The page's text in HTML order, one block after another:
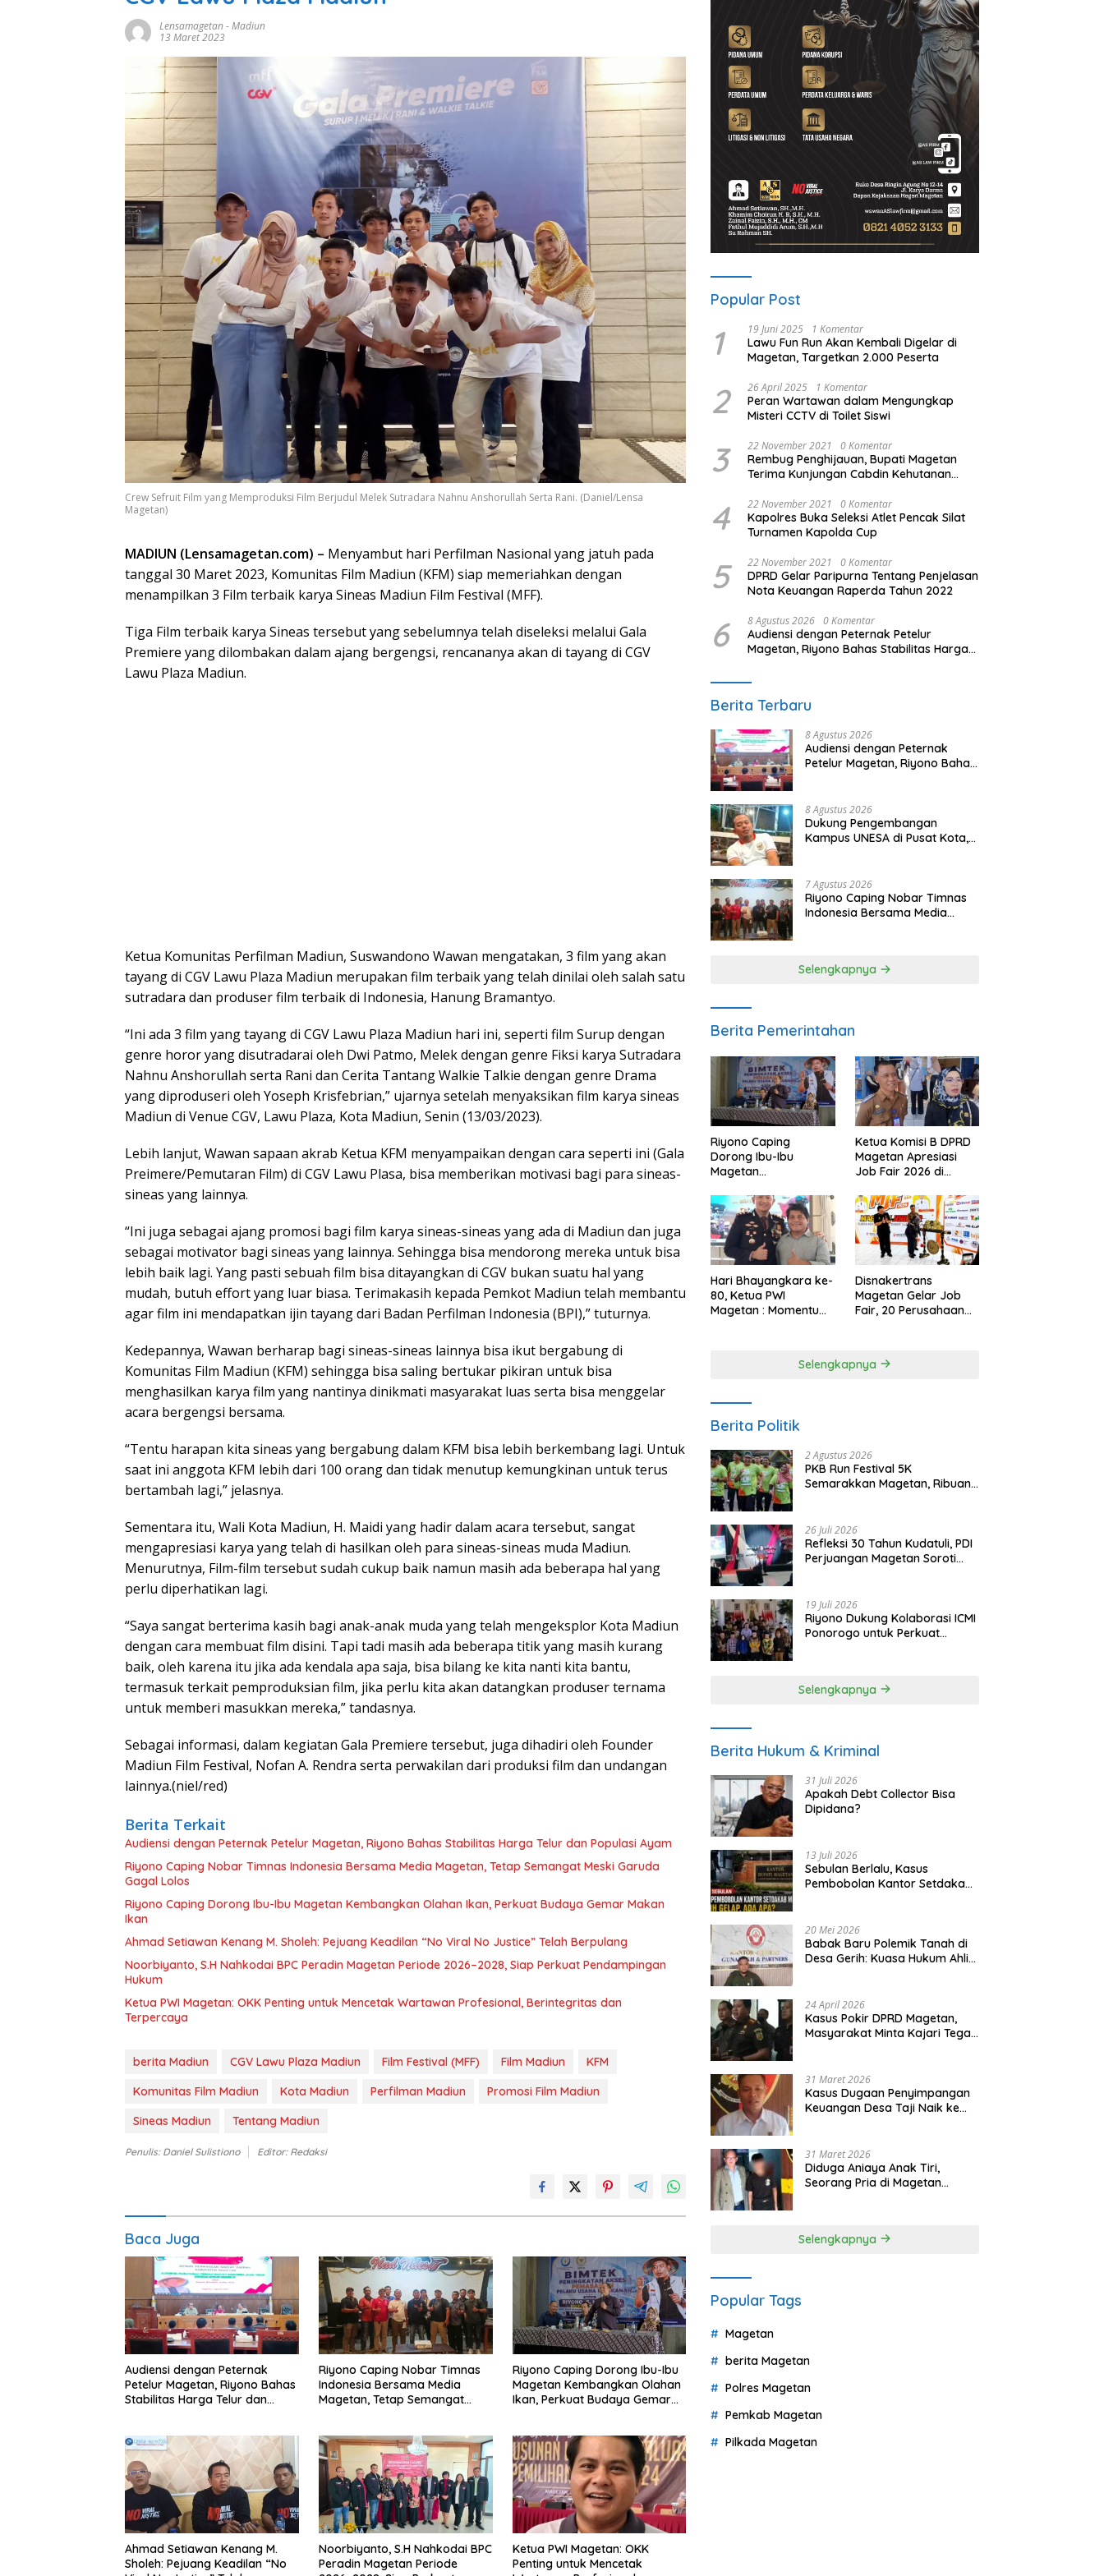
Lensamagetan-Madiun
13 Maret 2023
Crew Sefruit Film yang Memproduksi Film Berjudul Melek Sutradara Nahnu Anshorullah Serta Rani. (Daniel/Lensa
Magetan)
MADIUN (Lensamagetan.com) – Menyambut hari Perfilman Nasional yang jatuh pada
tanggal 30 Maret 2023, Komunitas Film Madiun (KFM) siap memeriahkan dengan
menampilkan 3 Film terbaik karya Sineas Madiun Film Festival (MFF).
Tiga Film terbaik karya Sineas tersebut yang sebelumnya telah diseleksi melalui Gala
Premiere yang dilombakan dalam ajang bergengsi, rencananya akan di tayang di CGV
Lawu Plaza Madiun.
Ketua Komunitas Perfilman Madiun, Suswandono Wawan mengatakan, 3 film yang akan
tayang di CGV Lawu Plaza Madiun merupakan film terbaik yang telah dinilai oleh salah satu
sutradara dan produser film terbaik di Indonesia, Hanung Bramantyo.
“Ini ada 3 film yang tayang di CGV Lawu Plaza Madiun hari ini, seperti film Surup dengan
genre horor yang disutradarai oleh Dwi Patmo, Melek dengan genre Fiksi karya Sutradara
Nahnu Anshorullah serta Rani dan Cerita Tantang Walkie Talkie dengan genre Drama
yang diproduseri oleh Yoseph Krisfebrian,” ujarnya setelah menyaksikan film karya sineas
Madiun di Venue CGV, Lawu Plaza, Kota Madiun, Senin (13/03/2023).
Lebih lanjut, Wawan sapaan akrab Ketua KFM menyampaikan dengan cara seperti ini (Gala
Preimere/Pemutaran Film) di CGV Lawu Plasa, bisa memberikan motivasi bagi para sineas-
sineas yang lainnya.
“Ini juga sebagai ajang promosi bagi film karya sineas-sineas yang ada di Madiun dan juga
sebagai motivator bagi sineas yang lainnya. Sehingga bisa mendorong mereka untuk bisa
lebih baik lagi. Yang pasti sebuah film bisa ditayangkan di CGV bukan suatu hal yang
mudah, butuh effort yang luar biasa. Terimakasih kepada Pemkot Madiun telah membantu
agar film ini mendapatkan ijin tayang dari Badan Perfilman Indonesia (BPI),” tuturnya.
Kedepannya, Wawan berharap bagi sineas-sineas lainnya bisa ikut bergabung di
Komunitas Film Madiun (KFM) sehingga bisa saling bertukar pikiran untuk bisa
menghasilkan karya film yang nantinya dinikmati masyarakat luas serta bisa menggelar
acara bergengsi bersama.
“Tentu harapan kita sineas yang bergabung dalam KFM bisa lebih berkembang lagi. Untuk
saat ini anggota KFM lebih dari 100 orang dan tidak menutup kemungkinan untuk terus
bertambah lagi,” jelasnya.
Sementara itu, Wali Kota Madiun, H. Maidi yang hadir dalam acara tersebut, sangat
mengapresiasi karya yang telah di hasilkan oleh para sineas-sineas muda Madiun.
Menurutnya, Film-film tersebut sudah cukup baik namun masih ada beberapa hal yang
perlu diperhatikan lagi.
“Saya sangat berterima kasih bagi anak-anak muda yang telah mengeksplor Kota Madiun
dengan cara membuat film disini. Tapi tadi masih ada beberapa titik yang masih kurang
baik, oleh karena itu jika ada kendala apa saja, bisa bilang ke kita nanti kita bantu,
termasuk terkait pemproduksian film, jika perlu kita akan datangkan produser ternama
untuk memberi masukkan mereka,” tandasnya.
Sebagai informasi, dalam kegiatan Gala Premiere tersebut, juga dihadiri oleh Founder
Madiun Film Festival, Nofan A. Rendra serta perwakilan dari produksi film dan undangan
lainnya.(niel/red)
Berita Terkait
Audiensi dengan Peternak Petelur Magetan, Riyono Bahas Stabilitas Harga Telur dan Populasi Ayam
Riyono Caping Nobar Timnas Indonesia Bersama Media Magetan, Tetap Semangat Meski Garuda
Gagal Lolos
Riyono Caping Dorong Ibu-Ibu Magetan Kembangkan Olahan Ikan, Perkuat Budaya Gemar Makan
Ikan
Ahmad Setiawan Kenang M. Sholeh: Pejuang Keadilan “No Viral No Justice” Telah Berpulang
Noorbiyanto, S.H Nahkodai BPC Peradin Magetan Periode 2026–2028, Siap Perkuat Pendampingan
Hukum
Ketua PWI Magetan: OKK Penting untuk Mencetak Wartawan Profesional, Berintegritas dan
Terpercaya
berita Madiun CGV Lawu Plaza Madiun Film Festival (MFF) Film Madiun
KFM
Komunitas Film Madiun
Kota Madiun Perfilman Madiun
Promosi Film Madiun
Sineas Madiun
Tentang Madiun
Penulis: Daniel Sulistiono Editor: Redaksi
Baca Juga
Audiensi dengan Peternak
Petelur Magetan, Riyono Bahas
Stabilitas Harga Telur dan
Riyono Caping Nobar Timnas
Indonesia Bersama Media
Magetan, Tetap Semangat
Riyono Caping Dorong Ibu-Ibu
Magetan Kembangkan Olahan
Ikan, Perkuat Budaya Gemar
Ahmad Setiawan Kenang M.
Sholeh: Pejuang Keadilan “No
Noorbiyanto, S.H Nahkodai BPC
Peradin Magetan Periode
Ketua PWI Magetan: OKK
Penting untuk Mencetak
Popular Post
1 19 Juni 2025 1 Komentar
Lawu Fun Run Akan Kembali Digelar di
Magetan, Targetkan 2.000 Peserta
2 26 April 2025 1 Komentar
Peran Wartawan dalam Mengungkap
Misteri CCTV di Toilet Siswi
3 22 November 2021 0 Komentar
Rembug Penghijauan, Bupati Magetan
Terima Kunjungan Cabdin Kehutanan
4 22 November 2021 0 Komentar
Kapolres Buka Seleksi Atlet Pencak Silat
Turnamen Kapolda Cup
5 22 November 2021 0 Komentar
DPRD Gelar Paripurna Tentang Penjelasan
Nota Keuangan Raperda Tahun 2022
6 8 Agustus 2026 0 Komentar
Audiensi dengan Peternak Petelur
Magetan, Riyono Bahas Stabilitas Harga
Berita Terbaru
8 Agustus 2026
Audiensi dengan Peternak
Petelur Magetan, Riyono Bahas
8 Agustus 2026
Dukung Pengembangan
Kampus UNESA di Pusat Kota,
Magetan
7 Agustus 2026
Riyono Caping Nobar Timnas
Indonesia Bersama Media
Selengkapnya
Berita Pemerintahan
Riyono Caping
Dorong Ibu-Ibu
Magetan
Ikan, Perkuat Budaya
Gemar Makan Ikan
Ketua Komisi B DPRD
Magetan Apresiasi
Job Fair 2026 di
Anggaran
Hari Bhayangkara ke-
80, Ketua PWI
Magetan : Momentum
Disnakertrans
Magetan Gelar Job
Fair, 20 Perusahaan
Selengkapnya
Berita Politik
2 Agustus 2026
PKB Run Festival 5K
Semarakkan Magetan, Ribuan
26 Juli 2026
Refleksi 30 Tahun Kudatuli, PDI
Perjuangan Magetan Soroti
19 Juli 2026
Riyono Dukung Kolaborasi ICMI
Ponorogo untuk Perkuat
Selengkapnya
Berita Hukum & Kriminal
31 Juli 2026
Apakah Debt Collector Bisa
Dipidana?
13 Juli 2026
Sebulan Berlalu, Kasus
Pembobolan Kantor Setdakab
20 Mei 2026
Babak Baru Polemik Tanah di
Desa Gerih: Kuasa Hukum Ahli
24 April 2026
Kasus Pokir DPRD Magetan,
Masyarakat Minta Kajari Tegak
31 Maret 2026
Kasus Dugaan Penyimpangan
Keuangan Desa Taji Naik ke
31 Maret 2026
Diduga Aniaya Anak Tiri,
Seorang Pria di Magetan
Selengkapnya
Popular Tags
Magetan
berita Magetan
Polres Magetan
Pemkab Magetan
Pilkada Magetan